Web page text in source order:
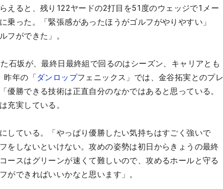
えると、残り122ヤードの2打目を51度のウェッジで1メー
乗った。「緊張感があったほうがゴルフがやりやすい」
フができた」。
石坂が、最終日最終組で回るのはシーズン、キャリアとも
昨年の「ダンロップフェニックス」では、金谷拓実とのプレ
優勝できる技術は正直自分のなかではあると思っている。
充実している。
している。「やっぱり優勝したい気持ちはすごく強いで
をしないといけない。攻めの姿勢は初日からきょうの最終
ースはグリーンが速くて難しいので、攻めるホールと守る
ができればいいかなと思います」。